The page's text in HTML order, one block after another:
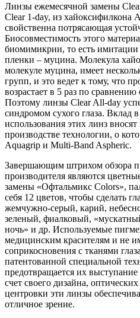
Линзы ежемесячной замены
Clear 1-day, из хайоксифилкона
свойственна потрясающая
Биосовместимость этого
биомимикрии, то есть имитации
пленки – муцина. Молекула
молекуле муцина, имеет
групп, и это ведет к тому, что
возрастает в 5 раз по
Поэтому линзы Clear All-day
синдромом сухого глаза. Вклад
использования этих линз
производстве технологии, о
Aquagrip и Multi-Band Aspheric.
Завершающим штрихом обзора
производителя являются
замены «Офтальмикс Colors»,
себя 12 цветов, чтобы сделать
жемчужно-серый, карий,
зеленый, фиалковый,
ночь» и др. Используемые
медицинским красителям и не
соприкосновения с тканями
патентованной специальной
предотвращается их
счет своего дизайна,
центровки эти линзы
отличное зрение.